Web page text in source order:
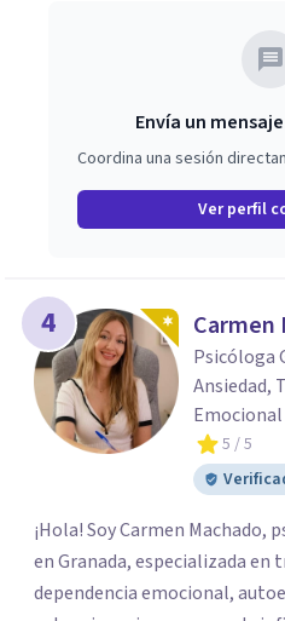
Envía un
Coordina una sesión
Ver perfil
4 Carmen
Psicóloga
Ansiedad,
5 / 5
¡Hola! Soy Carmen
en Granada, especializada en
dependencia emocional,